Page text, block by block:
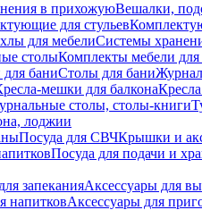
в прихожуюВешалки,
для стульев
для мебелиСистемы
столыКомплекты мебели для
баниСтолы для бани
мешки для балкона
столы, столы-книги
лоджии
Посуда для СВЧКрышки и
Посуда для подачи и
запеканияАксессуары для
напитковАксессуары для